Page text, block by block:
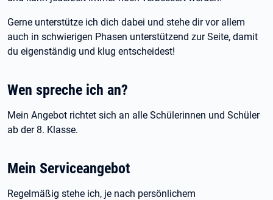
Gerne unterstütze ich dich dabei und stehe dir vor allem
auch in schwierigen Phasen unterstützend zur Seite, damit
du eigenständig und klug entscheidest!
Wen spreche ich an?
Mein Angebot richtet sich an alle Schülerinnen und Schüler
ab der 8. Klasse.
Mein Serviceangebot
Regelmäßig stehe ich, je nach persönlichem